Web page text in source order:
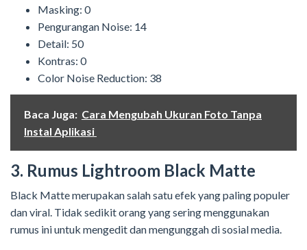
Masking: 0
Pengurangan Noise: 14
Detail: 50
Kontras: 0
Color Noise Reduction: 38
Baca Juga: Cara Mengubah Ukuran Foto Tanpa
Instal Aplikasi
3. Rumus Lightroom Black Matte
Black Matte merupakan salah satu efek yang paling populer
dan viral. Tidak sedikit orang yang sering menggunakan
rumus ini untuk mengedit dan mengunggah di sosial media.